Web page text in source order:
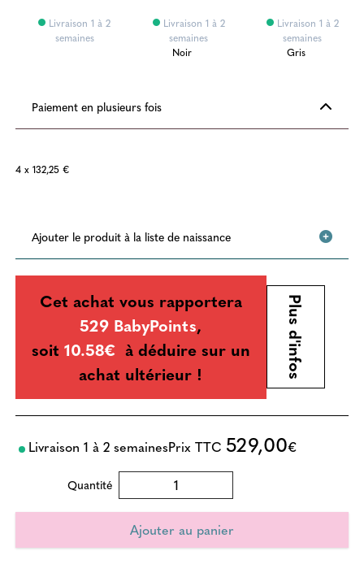
Livraison 1 à 2
semaines
Livraison 1 à 2
semaines
Noir
Livraison 1 à 2
semaines
Gris
Paiement en plusieurs fois
4 x 132,25 €
Ajouter le produit à la liste de naissance
Cet achat vous rapportera
529 BabyPoints,
soit 10.58€ à déduire sur un
achat ultérieur !
Plus d'infos
Livraison 1 à 2 semainesPrix TTC 529,00€
Quantité